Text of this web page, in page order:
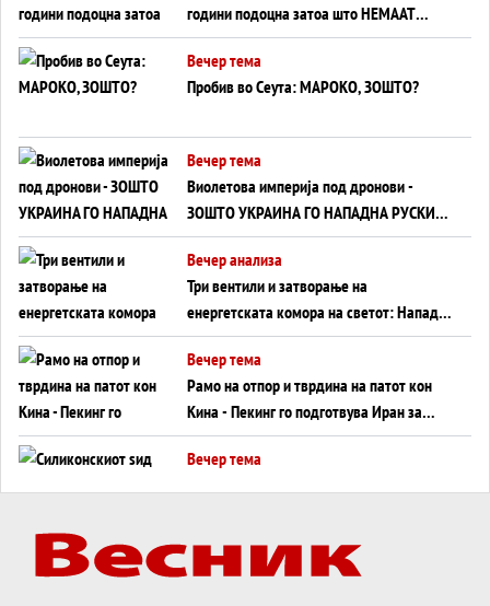
години подоцна затоа што НЕМААТ
ВНУЦИ ДА ГИ ЗАМЕНАТ
Вечер тема
Пробив во Сеута: МАРОКО, ЗОШТО?
Вечер тема
Виолетова империја под дронови -
ЗОШТО УКРАИНА ГО НАПАДНА РУСКИОТ
WILDBERRIES
Вечер анализа
Три вентили и затворање на
енергетската комора на светот: Нападот
во Суец најавува глобален енергетски
инфаркт?
Вечер тема
Рамо на отпор и тврдина на патот кон
Кина - Пекинг го подготвува Иран за
американска копнена инвазија
Вечер тема
Вечер тема
Трамп тврди дека повторно „разговара“